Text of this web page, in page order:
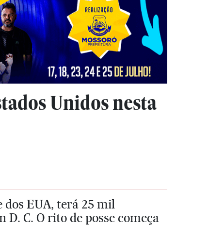
Unidos nesta
dos EUA, terá 25 mil
C. O rito de posse começa